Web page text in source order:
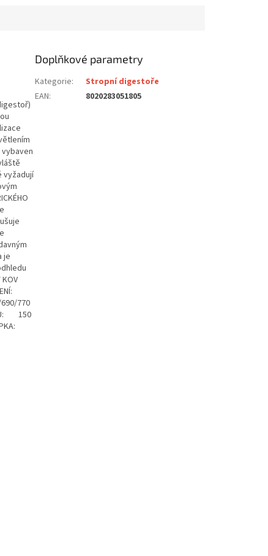
vyžadují
je
770
150
Doplňkové parametry
Kategorie:
Stropní digestoře
EAN: 8020283051805